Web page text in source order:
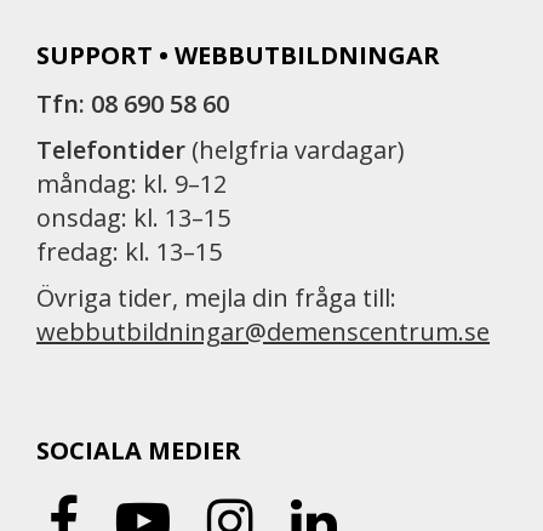
SUPPORT • WEBBUTBILDNINGAR
Tfn: 08 690 58 60
Telefontider (helgfria vardagar)
måndag: kl. 9–12
onsdag: kl. 13–15
fredag: kl. 13–15
Övriga tider, mejla din fråga till:
webbutbildningar@demenscentrum.se
SOCIALA MEDIER